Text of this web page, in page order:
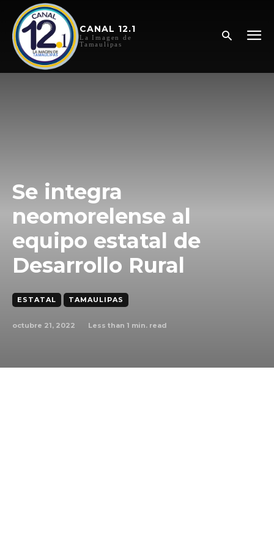
CANAL 12.1
La Imagen de
Tamaulipas
Se integra
neomorelense al
equipo estatal de
Desarrollo Rural
ESTATAL TAMAULIPAS
octubre 21, 2022 Less than 1 min. read